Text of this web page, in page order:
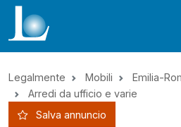
Legalmente Mobili Emilia-
Arredi da ufficio e varie
Salva annuncio